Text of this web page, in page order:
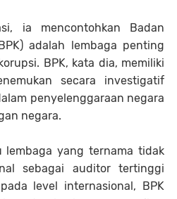
ia mencontohkan Badan
adalah lembaga penting
BPK, kata dia, memiliki
secara investigatif
penyelenggaraan negara
negara.
lembaga yang ternama tidak
sebagai auditor tertinggi
level internasional, BPK